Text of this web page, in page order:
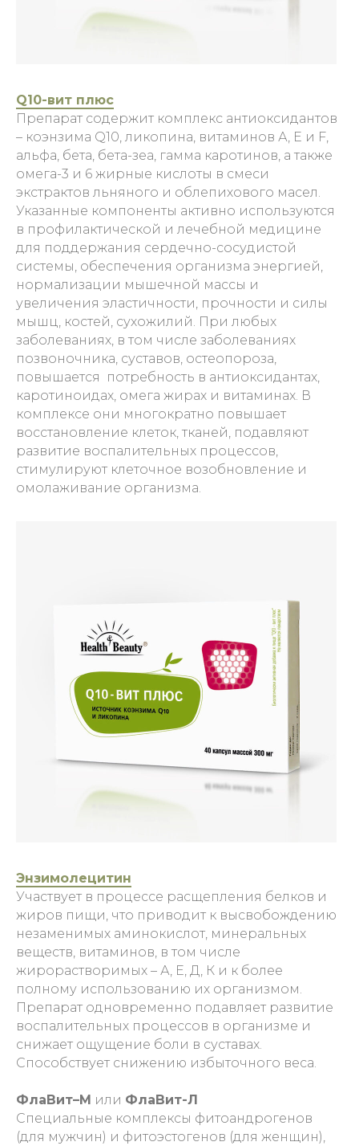
Q10-вит плюс
Препарат содержит комплекс антиоксидантов
– коэнзима Q10, ликопина, витаминов А, Е и F,
альфа, бета, бета-зеа, гамма каротинов, а также
омега-3 и 6 жирные кислоты в смеси
экстрактов льняного и облепихового масел.
Указанные компоненты активно используются
в профилактической и лечебной медицине
для поддержания сердечно-сосудистой
системы, обеспечения организма энергией,
нормализации мышечной массы и
увеличения эластичности, прочности и силы
мышц, костей, сухожилий. При любых
заболеваниях, в том числе заболеваниях
позвоночника, суставов, остеопороза,
повышается потребность в антиоксидантах,
каротиноидах, омега жирах и витаминах. В
комплексе они многократно повышает
восстановление клеток, тканей, подавляют
развитие воспалительных процессов,
стимулируют клеточное возобновление и
омолаживание организма.
Энзимолецитин
Участвует в процессе расщепления белков и
жиров пищи, что приводит к высвобождению
незаменимых аминокислот, минеральных
веществ, витаминов, в том числе
жирорастворимых – А, Е, Д, К и к более
полному использованию их организмом.
Препарат одновременно подавляет развитие
воспалительных процессов в организме и
снижает ощущение боли в суставах.
Способствует снижению избыточного веса.
ФлаВит–М или ФлаВит-Л
Специальные комплексы фитоандрогенов
(для мужчин) и фитоэстогенов (для женщин),